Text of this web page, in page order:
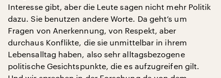
Interesse gibt, aber die Leute sagen nicht mehr Politik
dazu. Sie benutzen andere Worte. Da geht’s um
Fragen von Anerkennung, von Respekt, aber
durchaus Konflikte, die sie unmittelbar in ihrem
Lebensalltag haben, also sehr alltagsbezogene
politische Gesichtspunkte, die es aufzugreifen gilt.